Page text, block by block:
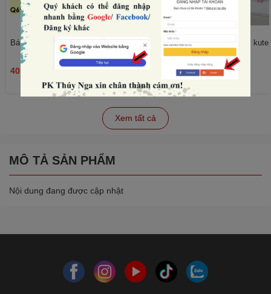
Bánh quy tim hồng mix mẫu (180gam).
40.000₫
Set nặn mặt, chân, tay kute
45.000₫
Xem tất cả
MÔ TẢ SẢN PHẨM
Nội dung đang được cập nhật